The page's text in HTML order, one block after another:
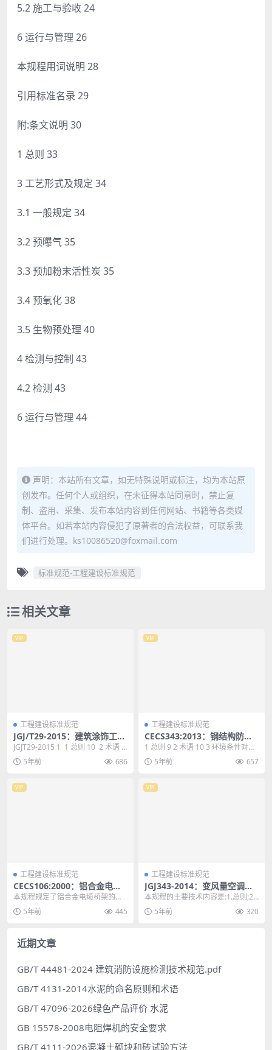
5.2 施工与验收 24
6 运行与管理 26
本规程用词说明 28
引用标准名录 29
附:条文说明 30
1 总则 33
3 工艺形式及规定 34
3.1 一般规定 34
3.2 预曝气 35
3.3 预加粉末活性炭 35
3.4 预氧化 38
3.5 生物预处理 40
4 检测与控制 43
4.2 检测 43
6 运行与管理 44
声明：本站所有文章，如无特殊说明或标注，均为本站原
创发布。任何个人或组织，在未征得本站同意时，禁止复
制、盗用、采集、发布本站内容到任何网站、书籍等各类媒
体平台。如若本站内容侵犯了原著者的合法权益，可联系我
们进行处理。ks10086520@foxmail.com
标准规范-工程建设标准规范
相关文章
VIP
工程建设标准规范
JGJ/T29-2015：建筑涂饰工程
施工及验收规程
JGJT29-2015 1 1 总则 10 2 术语 1
1 3 基本规定 ...
5年前 686
VIP
工程建设标准规范
CECS343:2013：钢结构防腐
蚀涂装技术规程
1 总则 9 2 术语 10 3 环境条件对钢
结构腐蚀作用的分类 13 4 防腐...
5年前 657
VIP
工程建设标准规范
CECS106:2000：铝合金电缆
桥架技术规程
本规程规定了铝合金电缆桥架的制
造技术要求、试验、检测，以及工
程设计和施工的技术要...
5年前 445
VIP
工程建设标准规范
JGJ343-2014：变风量空调系
统工程技术规程
本规程的主要技术内容是:1.总则;2.
术语;3.设计;4.设备与材料;5.施工
与...5年前 320
近期文章
GB/T 44481-2024 建筑消防设施检测技术规范.pdf
GB/T 4131-2014水泥的命名原则和术语
GB/T 47096-2026绿色产品评价 水泥
GB 15578-2008电阻焊机的安全要求
GB/T 4111-2026混凝土砌块和砖试验方法